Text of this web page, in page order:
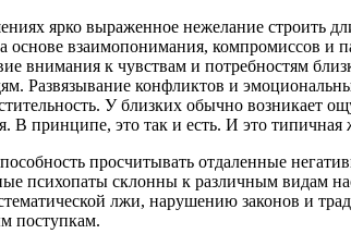
ярко выраженное нежелание строить
основе взаимопонимания, компромиссов и
внимания к чувствам и потребностям
Развязывание конфликтов и
У близких обычно возникает
В принципе, это так и есть. И это типичная
просчитывать отдаленные
психопаты склонны к различным видам
лжи, нарушению законов и
поступкам.